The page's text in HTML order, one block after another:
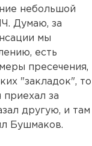
небольшой
Думаю, за
мы
есть
пресечения,
"закладок", то
за
другую, и там
Бушмаков.